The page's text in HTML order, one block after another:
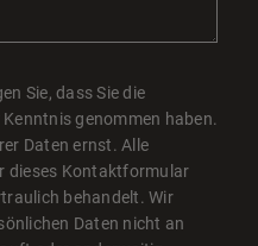
Sie, dass Sie die
genommen haben.
Daten ernst. Alle
dieses Kontaktformular
behandelt. Wir
Daten nicht an